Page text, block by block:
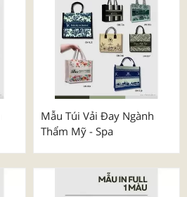
Mẫu Túi Vải Đay Ngành
Thẩm Mỹ - Spa